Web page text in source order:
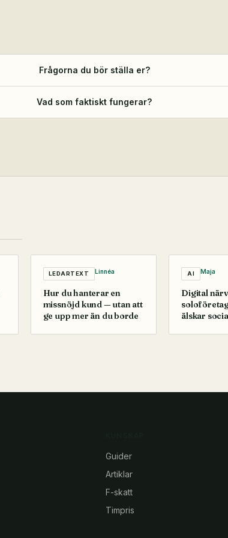
Frågorna du bör ställa er?
Vad som faktiskt fungerar?
LEDARTEXT Linnéa
Hur du hanterar en
missnöjd kund — utan att
ge upp mer än du borde
AI Maja
Digital
älskar
Guider
Artiklar
F-skatt
Timpris